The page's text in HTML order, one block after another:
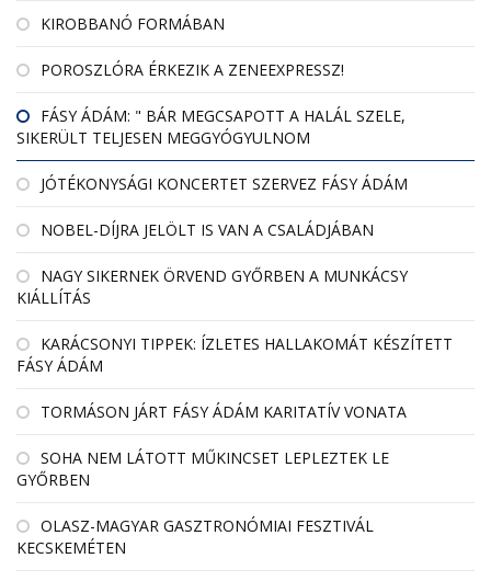
KIROBBANÓ FORMÁBAN
POROSZLÓRA ÉRKEZIK A ZENEEXPRESSZ!
FÁSY ÁDÁM: " BÁR MEGCSAPOTT A HALÁL SZELE,
SIKERÜLT TELJESEN MEGGYÓGYULNOM
JÓTÉKONYSÁGI KONCERTET SZERVEZ FÁSY ÁDÁM
NOBEL-DÍJRA JELÖLT IS VAN A CSALÁDJÁBAN
NAGY SIKERNEK ÖRVEND GYŐRBEN A MUNKÁCSY
KIÁLLÍTÁS
KARÁCSONYI TIPPEK: ÍZLETES HALLAKOMÁT KÉSZÍTETT
FÁSY ÁDÁM
TORMÁSON JÁRT FÁSY ÁDÁM KARITATÍV VONATA
SOHA NEM LÁTOTT MŰKINCSET LEPLEZTEK LE
GYŐRBEN
OLASZ-MAGYAR GASZTRONÓMIAI FESZTIVÁL
KECSKEMÉTEN